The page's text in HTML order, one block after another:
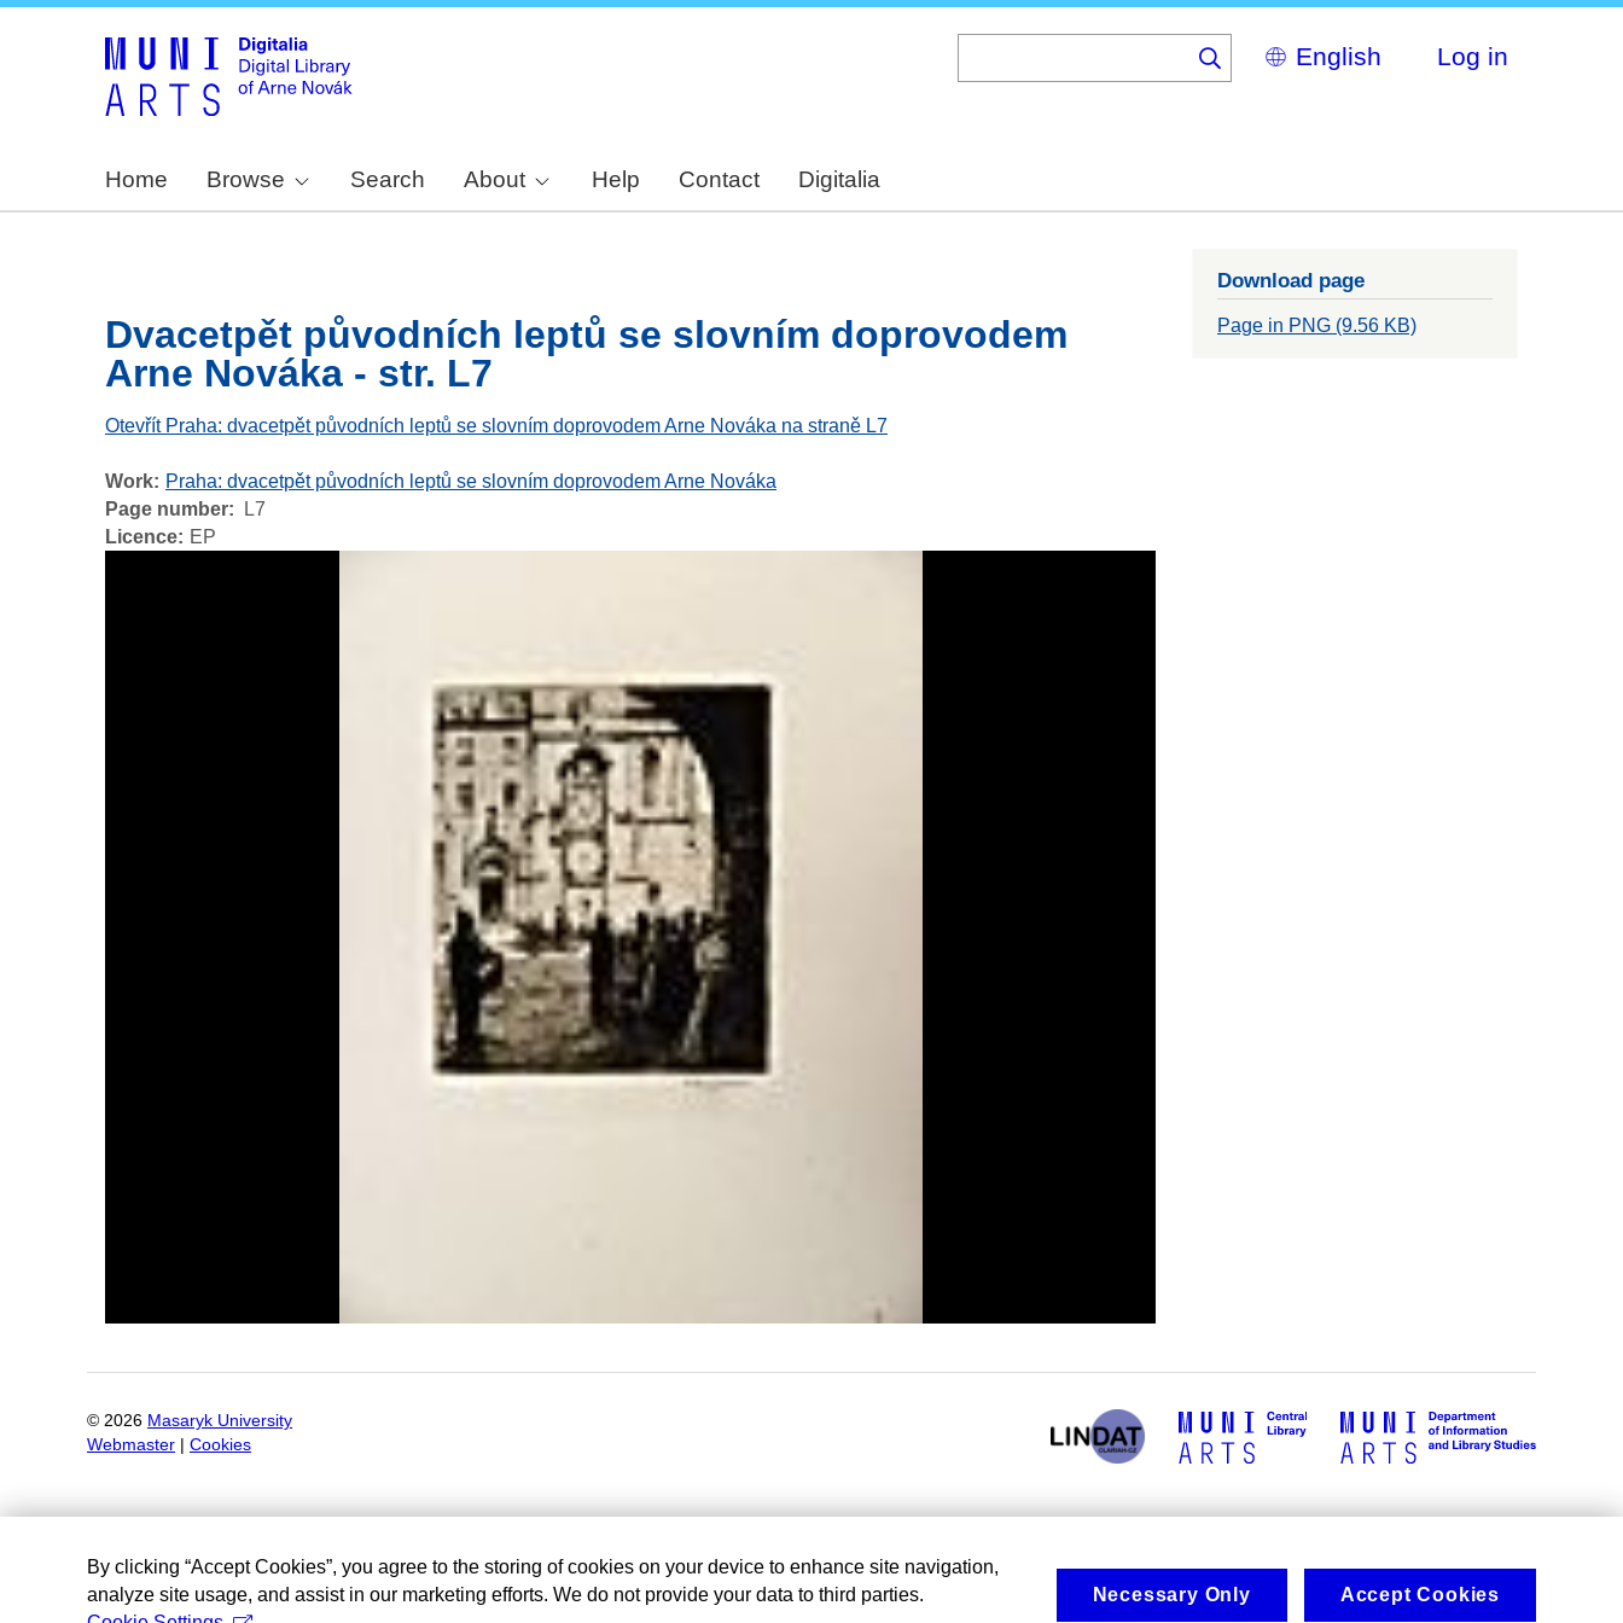
Select
your
Log in
Home Browse Search About Help Contact Digitalia
Dvacetpět původních leptů se slovním doprovodem
Arne Nováka - str. L7
Otevřít Praha: dvacetpět původních leptů se slovním doprovodem Arne Nováka na straně L7
Work
Praha: dvacetpět původních leptů se slovním doprovodem Arne Nováka
Page number
L7
Licence
EP
Download page
Page in PNG (9.56 KB)
© 2026 Masaryk University
Webmaster
Cookies
By clicking “Accept Cookies”, you agree to the storing of cookies on your device to enhance site navigation,
analyze site usage, and assist in our marketing efforts. We do not provide your data to third parties.
Necessary Only Accept Cookies